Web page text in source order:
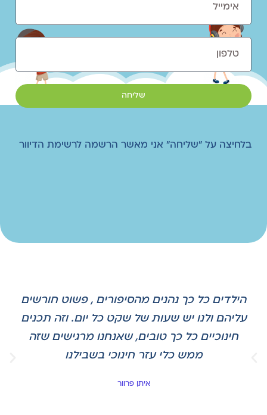
שליחה
בלחיצה על "שליחה" אני מאשר הרשמה לרשימת הדיוור
הילדים כל כך נהנים מהסיפורים , פשוט חורשים
עליהם ולנו יש שעות של שקט כל יום. וזה תכנים
חינוכיים כל כך טובים, שאנחנו מרגישים שזה
ממש כלי עזר חינוכי בשבילנו
איתן פרוור